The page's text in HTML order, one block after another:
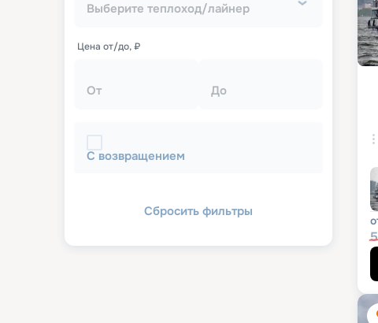
Выберите теплоход/лайнер
Цена от/до, ₽
От До
С возвращением
Сбросить фильтры